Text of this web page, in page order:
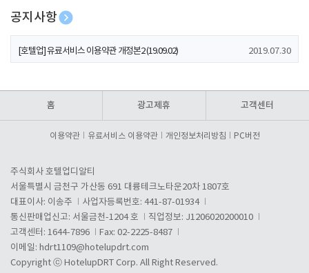
공지사항
[호텔업] 개인정보 처리방침 개정본1 (19.09.02)
[호텔업] 유료서비스 이용약관 개정본2 (19.09.02) 2019.07.30
홈 광고제휴 고객센터
이용약관 유료서비스 이용약관 개인정보처리방침 PC버전
주식회사 호텔업디알티
서울특별시 금천구 가산동 691 대륭테크노타운20차 1807호
대표이사: 이송주
사업자등록번호: 441-87-01934
통신판매업신고: 서울금천-1204 호
직업정보: J1206020200010
고객센터: 1644-7896
Fax: 02-2225-8487
이메일: hdrt1109@hotelupdrt.com
Copyright ⓒ HotelupDRT Corp. All Right Reserved.